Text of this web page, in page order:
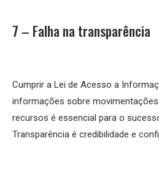
7 – Falha na transparência
Cumprir a Lei de Acesso a
informações sobre
recursos é essencial para o
Transparência é credibilidade e